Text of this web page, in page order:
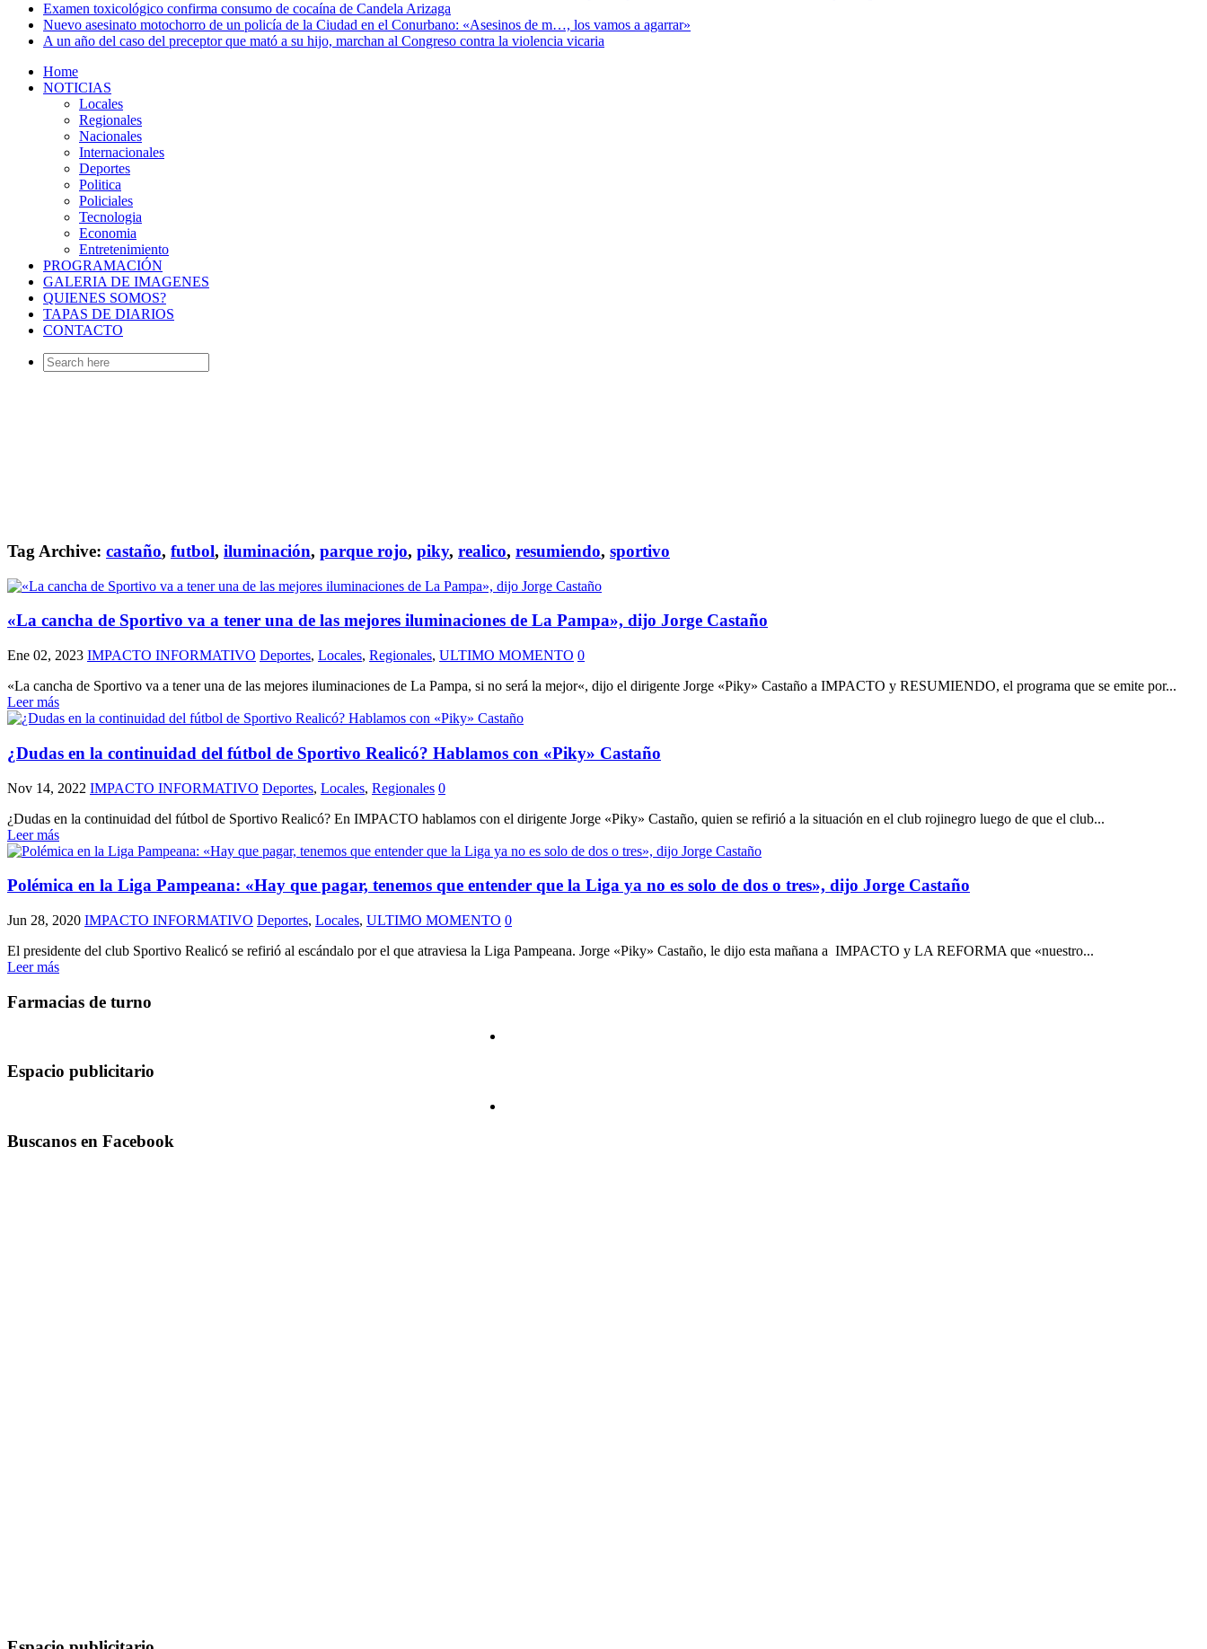
Examen toxicológico confirma consumo de cocaína de Candela Arizaga
Nuevo asesinato motochorro de un policía de la Ciudad en el Conurbano: «Asesinos de m…, los vamos a agarrar»
A un año del caso del preceptor que mató a su hijo, marchan al Congreso contra la violencia vicaria
Home
NOTICIAS
Locales
Regionales
Nacionales
Internacionales
Deportes
Politica
Policiales
Tecnologia
Economia
Entretenimiento
PROGRAMACIÓN
GALERIA DE IMAGENES
QUIENES SOMOS?
TAPAS DE DIARIOS
CONTACTO
Search
for:
Tag Archive: castaño, futbol, iluminación, parque rojo, piky, realico, resumiendo, sportivo
«La cancha de Sportivo va a tener una de las mejores iluminaciones de La Pampa», dijo Jorge Castaño
Ene 02, 2023 IMPACTO INFORMATIVO Deportes, Locales, Regionales, ULTIMO MOMENTO 0
«La cancha de Sportivo va a tener una de las mejores iluminaciones de La Pampa, si no será la mejor«, dijo el dirigente Jorge «Piky» Castaño a IMPACTO y RESUMIENDO, el programa que se emite por...
Leer más
¿Dudas en la continuidad del fútbol de Sportivo Realicó? Hablamos con «Piky» Castaño
Nov 14, 2022 IMPACTO INFORMATIVO Deportes, Locales, Regionales 0
¿Dudas en la continuidad del fútbol de Sportivo Realicó? En IMPACTO hablamos con el dirigente Jorge «Piky» Castaño, quien se refirió a la situación en el club rojinegro luego de que el club...
Leer más
Polémica en la Liga Pampeana: «Hay que pagar, tenemos que entender que la Liga ya no es solo de dos o tres», dijo Jorge Castaño
Jun 28, 2020 IMPACTO INFORMATIVO Deportes, Locales, ULTIMO MOMENTO 0
El presidente del club Sportivo Realicó se refirió al escándalo por el que atraviesa la Liga Pampeana. Jorge «Piky» Castaño, le dijo esta mañana a IMPACTO y LA REFORMA que «nuestro...
Leer más
Farmacias de turno
Espacio publicitario
Buscanos en Facebook